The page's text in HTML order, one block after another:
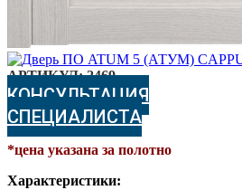
АРТИКУЛ:2469
КОНСУЛЬТАЦИЯ
СПЕЦИАЛИСТА
*цена указана за полотно
Характеристики: